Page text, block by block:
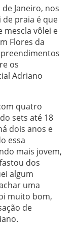
Janeiro, nos
de praia é que
mescla vôlei e
Flores da
os
Adriano
quatro
sets até 18
dois anos e
essa
mais jovem,
dos
algum
uma
muito bom,
de